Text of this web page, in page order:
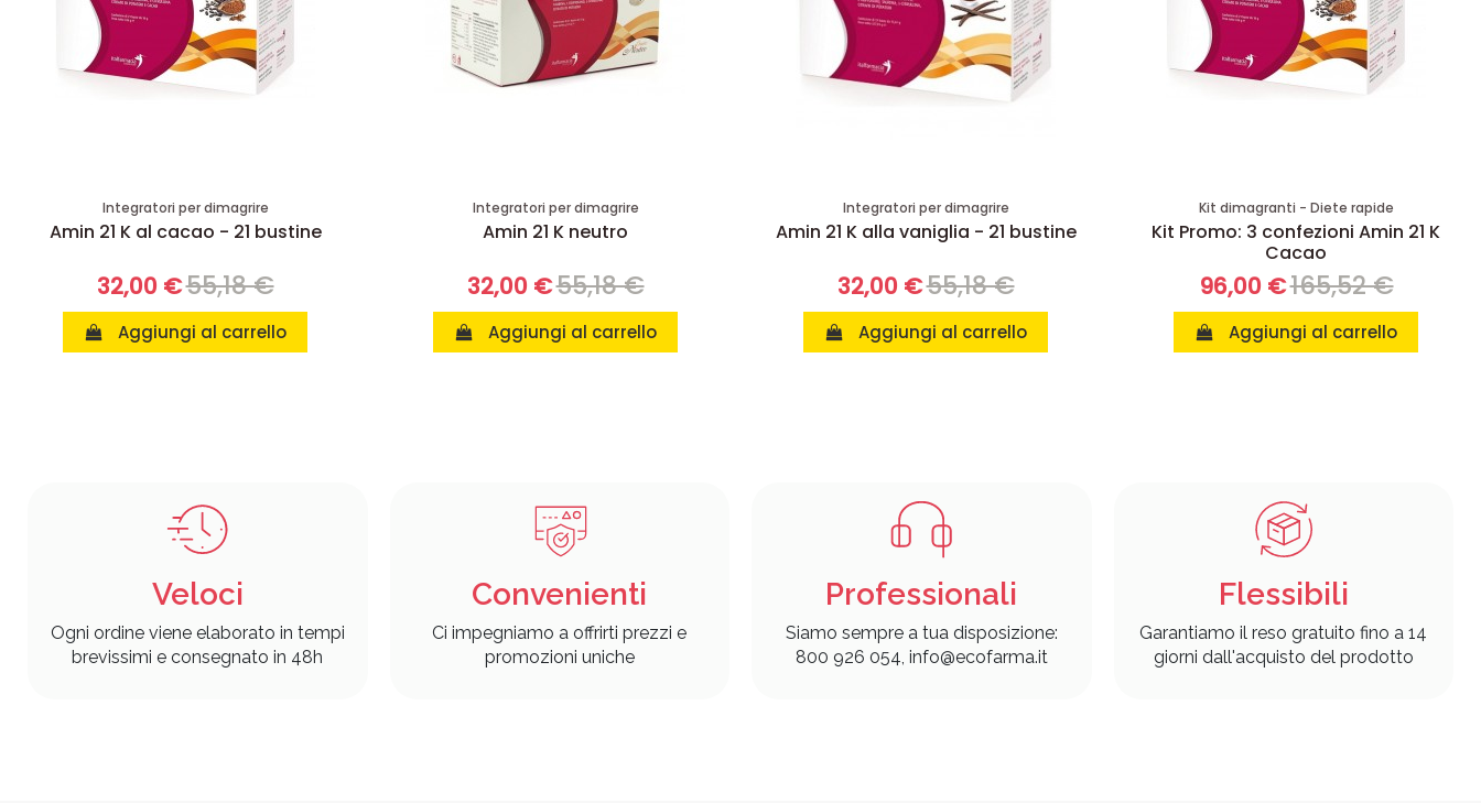
Integratori per dimagrire
Amin 21 K al cacao - 21 bustine
32,00 €55,18 €
Aggiungi al carrello
Integratori per dimagrire
Amin 21 K neutro
32,00 €55,18 €
Aggiungi al carrello
Integratori per dimagrire
Amin 21 K alla vaniglia - 21 bustine
32,00 €55,18 €
Aggiungi al carrello
Kit dimagranti - Diete rapide
Kit Promo: 3 confezioni Amin 21 K
Cacao
96,00 €165,52 €
Aggiungi al carrello
Veloci
Ogni ordine viene elaborato in tempi
brevissimi e consegnato in 48h
Convenienti
Ci impegniamo a offrirti prezzi e
promozioni uniche
Professionali
Siamo sempre a tua disposizione:
800 926 054, info@ecofarma.it
Flessibili
Garantiamo il reso gratuito fino a 14
giorni dall'acquisto del prodotto